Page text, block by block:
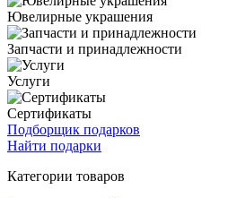
Ювелирные украшения
Запчасти и принадлежности
Услуги
Сертификаты
Подборщик подарков
Найти подарки
Категории товаров